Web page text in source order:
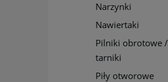
Narzynki
Nawiertaki
Pilniki obrotowe /
tarniki
Piły otworowe